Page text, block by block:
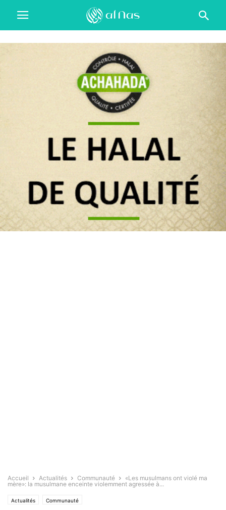
Accueil Actualités Communauté
«Les musulmans ont violé ma
mère»: la musulmane enceinte violemment agressée à...
Actualités Communauté